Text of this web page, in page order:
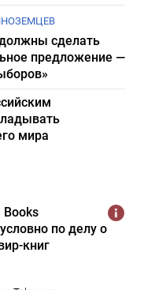
сделать
предложение —
мира